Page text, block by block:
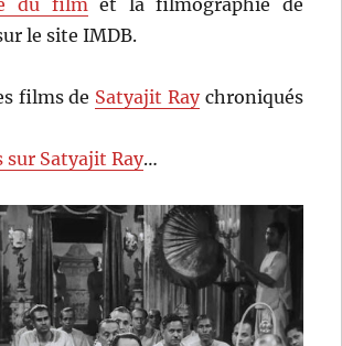
le site IMDB.
films de Satyajit Raychroniqués
sur Satyajit Ray…